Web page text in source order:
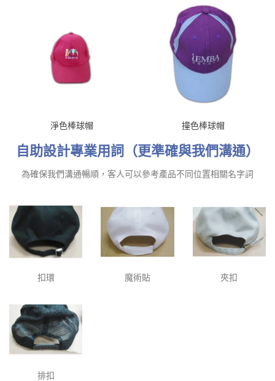
淨色棒球帽 撞色棒球帽
自助設計專業用詞（更準確與我們溝通）
為確保我們溝通暢順，客人可以參考產品不同位置相關名字詞
扣環 魔術貼 夾扣
排扣